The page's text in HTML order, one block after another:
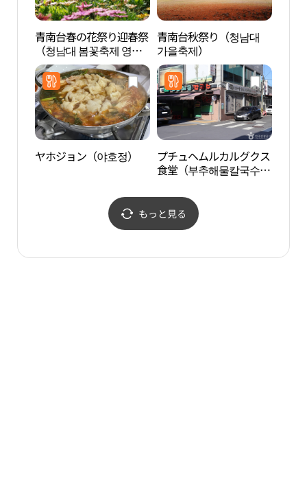
青南台春の花祭り迎春祭
（청남대 봄꽃축제 영춘
제）
青南台秋祭り（청남대
가을축제）
ヤホジョン（야호정）
プチュヘムルカルグクス
食堂（부추해물칼국수식
もっと見る